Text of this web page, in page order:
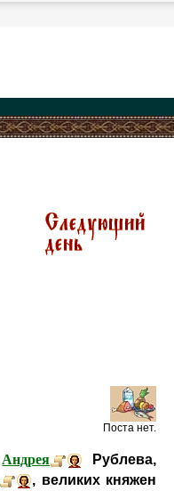
Поста нет.
Андрея
Рублева,
, великих княжен